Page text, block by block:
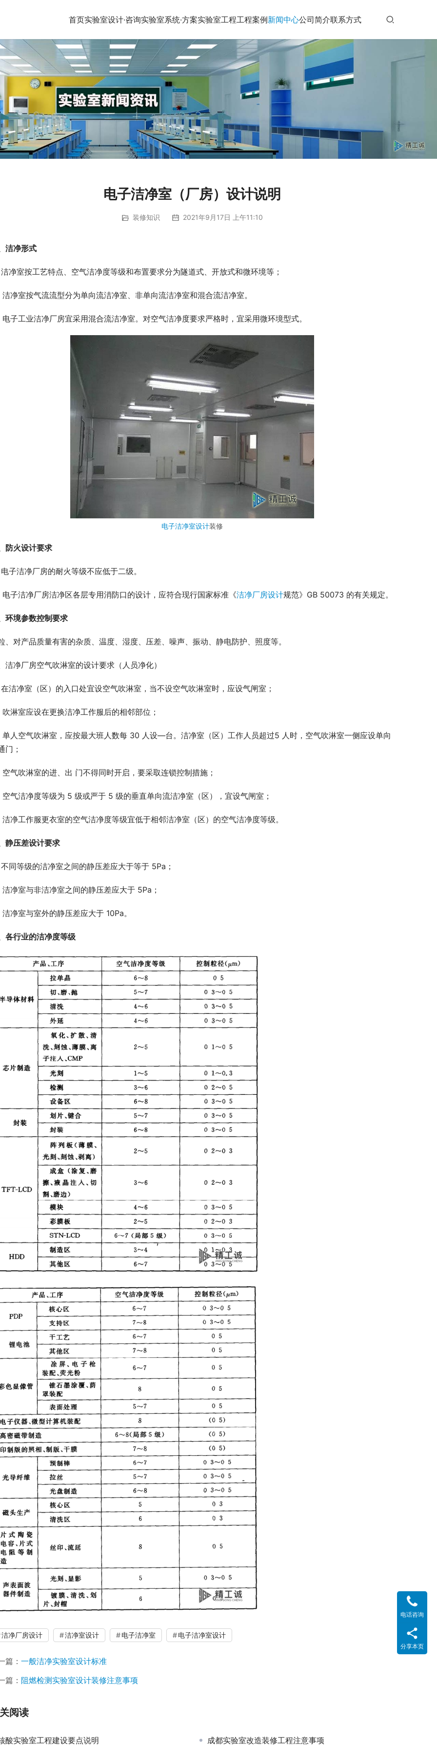
首页实验室设计·咨询实验室系统·方案实验室工程工程案例新闻中心公司简介联系方式
电子洁净室（厂房）设计说明
装修知识 2021年9月17日 上午11:10
洁净形式
洁净室按工艺特点、空气洁净度等级和布置要求分为隧道式、开放式和微环境等；
洁净室按气流流型分为单向流洁净室、非单向流洁净室和混合流洁净室。
电子工业洁净厂房宜采用混合流洁净室。对空气洁净度要求严格时，宜采用微环境型式。
电子洁净室设计装修
防火设计要求
电子洁净厂房的耐火等级不应低于二级。
电子洁净厂房洁净区各层专用消防口的设计，应符合现行国家标准《洁净厂房设计规范》GB 50073 的有关规定。
环境参数控制要求
、对产品质量有害的杂质、温度、湿度、压差、噪声、振动、静电防护、照度等。
洁净厂房空气吹淋室的设计要求（人员净化）
在洁净室（区）的入口处宜设空气吹淋室，当不设空气吹淋室时，应设气闸室；
吹淋室应设在更换洁净工作服后的相邻部位；
单人空气吹淋室，应按最大班人数每 30 人设—台。洁净室（区）工作人员超过5 人时，空气吹淋室一侧应设单向
门；
空气吹淋室的进、出 门不得同时开启，要采取连锁控制措施；
空气洁净度等级为 5 级或严于 5 级的垂直单向流洁净室（区），宜设气闸室；
洁净工作服更衣室的空气洁净度等级宜低于相邻洁净室（区）的空气洁净度等级。
静压差设计要求
不同等级的洁净室之间的静压差应大于等于 5Pa；
洁净室与非洁净室之间的静压差应大于 5Pa；
洁净室与室外的静压差应大于 10Pa。
各行业的洁净度等级
洁净厂房设计 洁净室设计 电子洁净室 电子洁净室设计
篇： 一般洁净实验室设计标准
篇： 阻燃检测实验室设计装修注意事项
阅读
酸实验室工程建设要点说明 成都实验室改造装修工程注意事项
电话咨询
分享本页